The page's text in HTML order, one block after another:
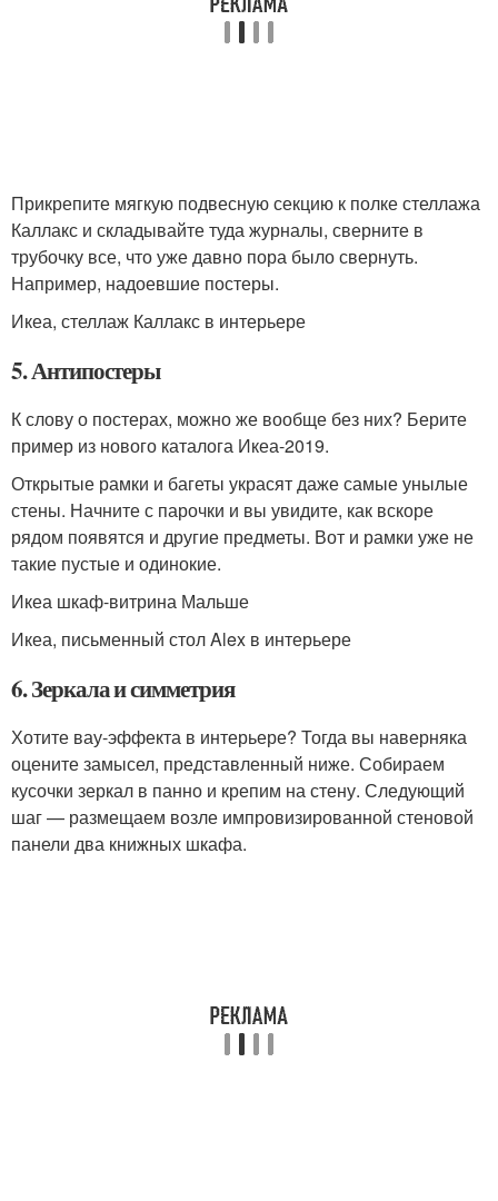
Прикрепите мягкую подвесную секцию к полке стеллажа
Каллакс и складывайте туда журналы, сверните в
трубочку все, что уже давно пора было свернуть.
Например, надоевшие постеры.
Икеа, стеллаж Каллакс в интерьере
5. Антипостеры
К слову о постерах, можно же вообще без них? Берите
пример из нового каталога Икеа-2019.
Открытые рамки и багеты украсят даже самые унылые
стены. Начните с парочки и вы увидите, как вскоре
рядом появятся и другие предметы. Вот и рамки уже не
такие пустые и одинокие.
Икеа шкаф-витрина Мальше
Икеа, письменный стол Alex в интерьере
6. Зеркала и симметрия
Хотите вау-эффекта в интерьере? Тогда вы наверняка
оцените замысел, представленный ниже. Собираем
кусочки зеркал в панно и крепим на стену. Следующий
шаг — размещаем возле импровизированной стеновой
панели два книжных шкафа.